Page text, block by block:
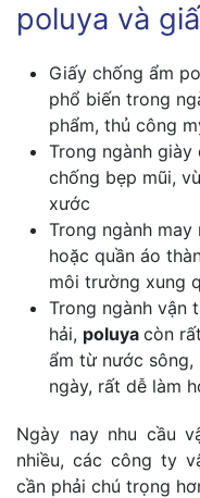
poluya và
Giấy chống ẩm
phổ biến trong
phẩm, thủ công
Trong ngành
chống bẹp mũi,
xước
Trong ngành
hoặc quần áo
môi trường xung
Trong ngành vận
hải, poluya còn
ẩm từ nước sông,
ngày, rất dễ làm
Ngày nay nhu cầu
nhiều, các công ty
cần phải chú trọng